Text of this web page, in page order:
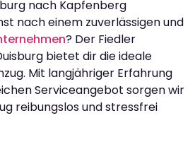
nach Kapfenberg
nach einem zuverlässigen und
? Der Fiedler
bietet dir die ideale
Mit langjähriger Erfahrung
Serviceangebot sorgen wir
reibungslos und stressfrei